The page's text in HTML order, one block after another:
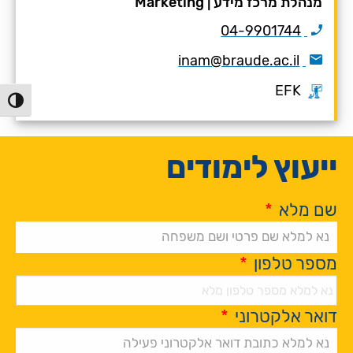
04-9901744
inam@braude.ac.il
EFK
ייעוץ לימודים
שם מלא *
מספר טלפון *
דואר אלקטרוני *
Alternative: